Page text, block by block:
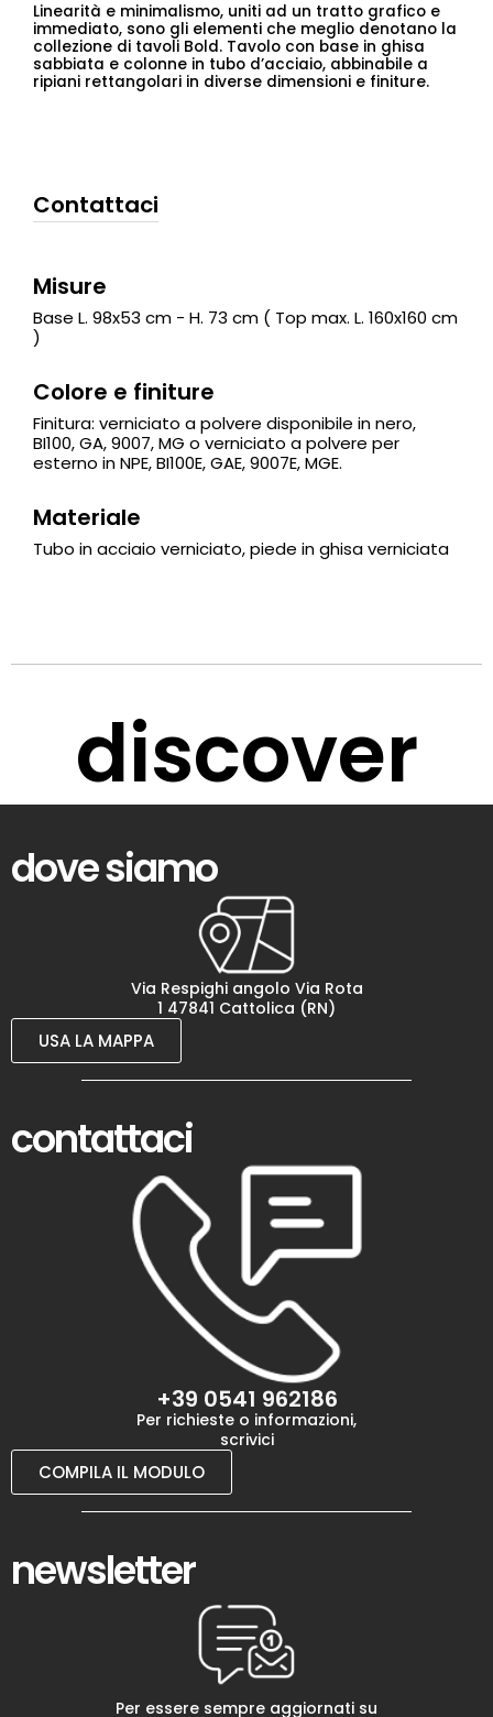
Linearità e minimalismo, uniti ad un tratto grafico e
immediato, sono gli elementi che meglio denotano la
collezione di tavoli Bold. Tavolo con base in ghisa
sabbiata e colonne in tubo d’acciaio, abbinabile a
ripiani rettangolari in diverse dimensioni e finiture.
Contattaci
Misure
Base L. 98x53 cm - H. 73 cm ( Top max. L. 160x160 cm
)
Colore e finiture
Finitura: verniciato a polvere disponibile in nero,
BI100, GA, 9007, MG o verniciato a polvere per
esterno in NPE, BI100E, GAE, 9007E, MGE.
Materiale
Tubo in acciaio verniciato, piede in ghisa verniciata
discover
dove siamo
Via Respighi angolo Via Rota
1 47841 Cattolica (RN)
USA LA MAPPA
contattaci
+39 0541 962186
Per richieste o informazioni,
scrivici
COMPILA IL MODULO
newsletter
Per essere sempre aggiornati su